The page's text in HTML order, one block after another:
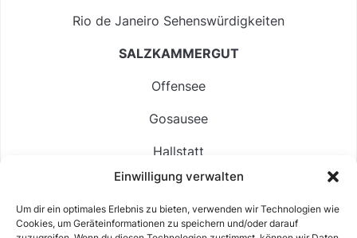
Einwilligung verwalten
Um dir ein optimales Erlebnis zu bieten, verwenden wir Technologien wie
Cookies, um Geräteinformationen zu speichern und/oder darauf
Rio de Janeiro Sehenswürdigkeiten
SALZKAMMERGUT
Offensee
Gosausee
Hallstatt
Langbathsee
Altausseer See